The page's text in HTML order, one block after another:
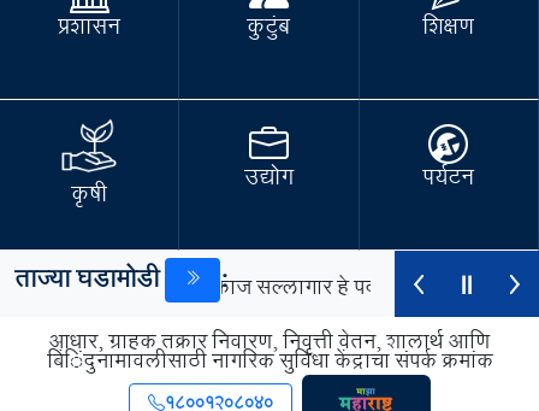
प्रशासन कुटुंब शिक्षण
कृषी उद्योग पर्यटन
ताज्या घडामोडी :
व प्रकल्प कामकाज सल्लागार हे पद करार पद्धतीने राज्य
अधिक्षक राज्य कामगार विमा सोसायटी या रुग्णालयामध्ये
आधार, ग्राहक तक्रार निवारण, निवृत्ती वेतन, शालार्थ आणि
बिंदुनामावलीसाठी नागरिक सुविधा केंद्राचा संपर्क क्रमांक